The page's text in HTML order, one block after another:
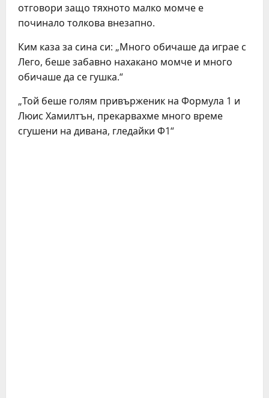
отговори защо тяхното малко момче е
починало толкова внезапно.
Ким каза за сина си: „Много обичаше да играе с
Лего, беше забавно нахакано момче и много
обичаше да се гушка.“
„Той беше голям привърженик на Формула 1 и
Люис Хамилтън, прекарвахме много време
сгушени на дивана, гледайки Ф1“